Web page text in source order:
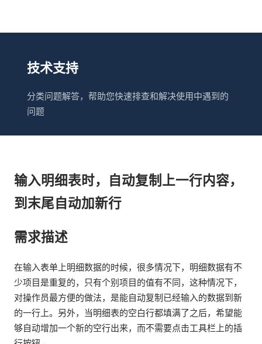
技术支持
分类问题解答，帮助您快速排查和解决使用中遇到的
问题
输入明细表时，自动复制上一行内容，
到末尾自动加新行
需求描述
在输入表单上明细数据的时候，很多情况下，明细数据有不
少项目是重复的，只有个别项目的值有不同，这种情况下，
对操作员最方便的做法，是能自动复制已经输入的数据到新
的一行上。另外，当明细表的空白行都填满了之后，希望能
够自动增加一个新的空行出来，而不需要点击工具栏上的插